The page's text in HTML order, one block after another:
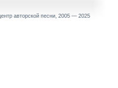
авторской песни, 2005 — 2025